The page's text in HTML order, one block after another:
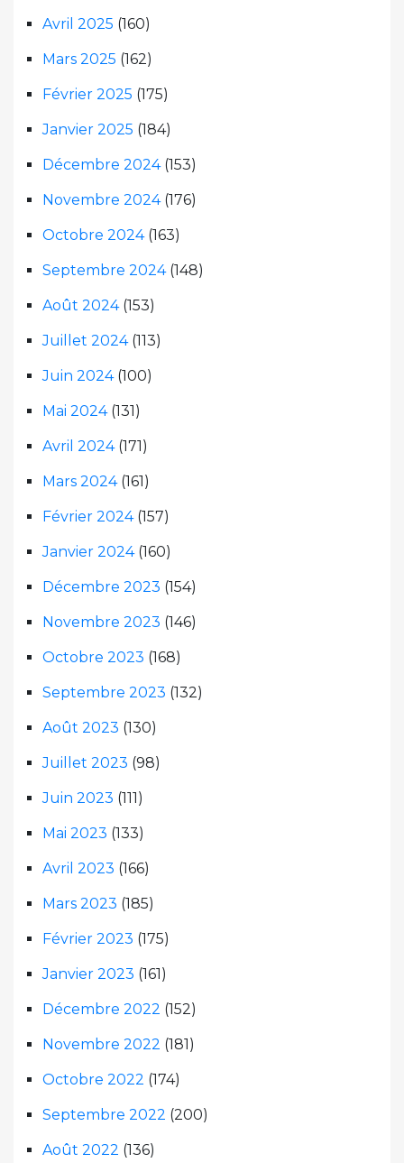
Avril 2025 (160)
Mars 2025 (162)
Février 2025 (175)
Janvier 2025 (184)
Décembre 2024(153)
Novembre 2024(176)
Octobre 2024(163)
Septembre 2024(148)
Août 2024(153)
Juillet 2024(113)
Juin 2024(100)
Mai 2024(131)
Avril 2024(171)
Mars 2024(161)
Février 2024(157)
Janvier 2024(160)
Décembre 2023 (154)
Novembre 2023 (146)
Octobre 2023 (168)
Septembre 2023 (132)
Août 2023 (130)
Juillet 2023 (98)
Juin 2023 (111)
Mai 2023 (133)
Avril 2023 (166)
Mars 2023 (185)
Février 2023 (175)
Janvier 2023 (161)
Décembre 2022 (152)
Novembre 2022 (181)
Octobre 2022 (174)
Septembre 2022 (200)
Août 2022 (136)